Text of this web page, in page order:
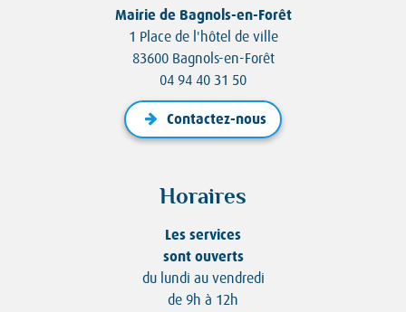
Mairie de Bagnols-en-Forêt
1 Place de l'hôtel de ville
83600 Bagnols-en-Forêt
04 94 40 31 50
Contactez-nous
Horaires
Les services
sont ouverts
du lundi au vendredi
de 9h à 12h